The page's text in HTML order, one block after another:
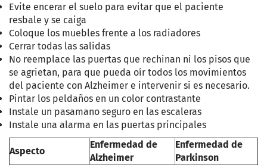
Evite encerar el suelo para evitar que el paciente
resbale y se caiga
Coloque los muebles frente a los radiadores
Cerrar todas las salidas
No reemplace las puertas que rechinan ni los pisos que
se agrietan, para que pueda oír todos los movimientos
del paciente con Alzheimer e intervenir si es necesario.
Pintar los peldaños en un color contrastante
Instale un pasamano seguro en las escaleras
Instale una alarma en las puertas principales
Aspecto
Enfermedad de
Alzheimer
Enfermedad de
Parkinson